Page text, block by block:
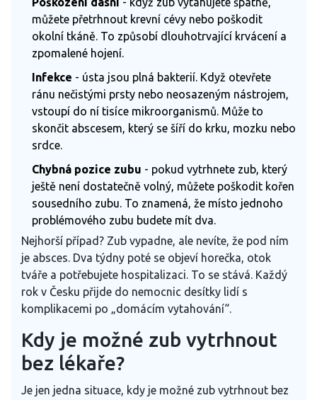
můžete přetrhnout krevní cévy nebo poškodit
okolní tkáně. To způsobí dlouhotrvající krvácení a
zpomalené hojení.
Infekce - ústa jsou plná bakterií. Když otevřete
ránu nečistými prsty nebo neosazeným nástrojem,
vstoupí do ní tisíce mikroorganismů. Může to
skončit abscesem, který se šíří do krku, mozku nebo
srdce.
Chybná pozice zubu - pokud vytrhnete zub, který
ještě není dostatečně volný, můžete poškodit kořen
sousedního zubu. To znamená, že místo jednoho
problémového zubu budete mít dva.
Nejhorší případ? Zub vypadne, ale nevíte, že pod ním
je absces. Dva týdny poté se objeví horečka, otok
tváře a potřebujete hospitalizaci. To se stává. Každý
rok v Česku přijde do nemocnic desítky lidí s
komplikacemi po „domácím vytahování“.
Kdy je možné zub vytrhnout
bez lékaře?
Je jen jedna situace, kdy je možné zub vytrhnout bez